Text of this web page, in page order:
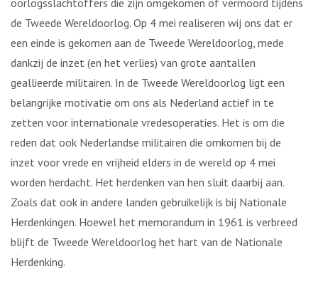
oorlogsslachtoffers die zijn omgekomen of vermoord tijdens
de Tweede Wereldoorlog. Op 4 mei realiseren wij ons dat er
een einde is gekomen aan de Tweede Wereldoorlog, mede
dankzij de inzet (en het verlies) van grote aantallen
geallieerde militairen. In de Tweede Wereldoorlog ligt een
belangrijke motivatie om ons als Nederland actief in te
zetten voor internationale vredesoperaties. Het is om die
reden dat ook Nederlandse militairen die omkomen bij de
inzet voor vrede en vrijheid elders in de wereld op 4 mei
worden herdacht. Het herdenken van hen sluit daarbij aan.
Zoals dat ook in andere landen gebruikelijk is bij Nationale
Herdenkingen. Hoewel het memorandum in 1961 is verbreed
blijft de Tweede Wereldoorlog het hart van de Nationale
Herdenking.